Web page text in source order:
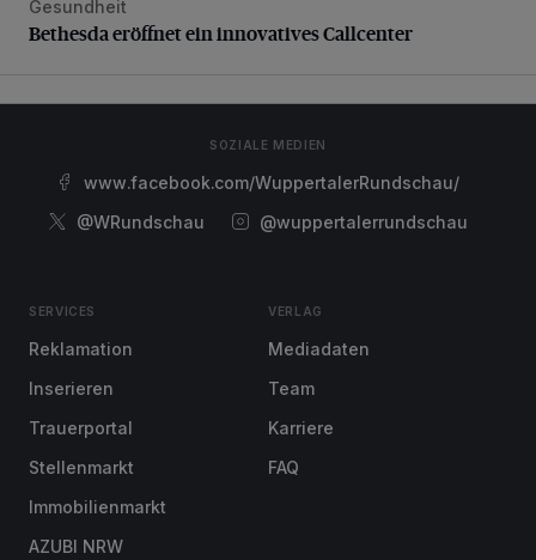
Bethesda eröffnet ein innovatives Callcenter
Gesundheit
Bethesda eröffnet ein innovatives Callcenter
SOZIALE MEDIEN
www.facebook.com/WuppertalerRundschau/
@WRundschau
@wuppertalerrundschau
SERVICES
Reklamation
Inserieren
Trauerportal
Stellenmarkt
Immobilienmarkt
AZUBI NRW
VERLAG
Mediadaten
Team
Karriere
FAQ